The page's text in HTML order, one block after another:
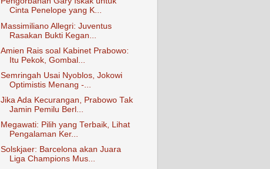
Cinta Penelope yang K...
Massimiliano Allegri: Juventus
Rasakan Bukti Kegan...
Amien Rais soal Kabinet Prabowo:
Itu Pekok, Gombal...
Semringah Usai Nyoblos, Jokowi
Optimistis Menang -...
Jika Ada Kecurangan, Prabowo Tak
Jamin Pemilu Berl...
Megawati: Pilih yang Terbaik, Lihat
Pengalaman Ker...
Solskjaer: Barcelona akan Juara
Liga Champions Mus...